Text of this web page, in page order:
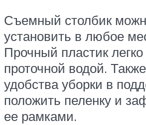
Съемный столбик
установить в любое
Прочный пластик
проточной водой.
удобства уборки в
положить пеленку и
ее рамками.